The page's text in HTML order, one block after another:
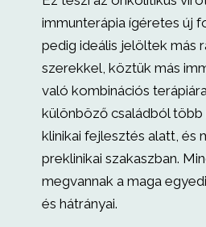
immunterápia ígéretes új
pedig ideális jelöltek más
szerekkel, köztük más
való kombinációs
különböző családból több
klinikai fejlesztés alatt, és
preklinikai szakaszban.
megvannak a maga
és hátrányai.